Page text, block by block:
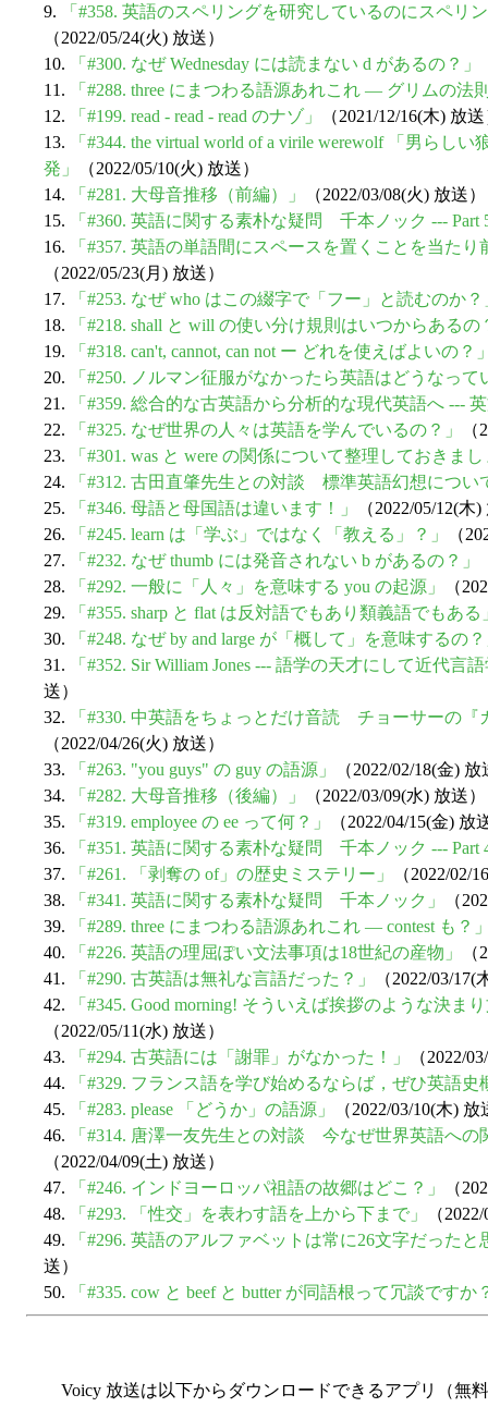
9.
「#358. 英語のスペリングを研究しているのにスペリ
（2022/05/24(火) 放送）
10.
「#300. なぜ Wednesday には読まない d があるの？」
11.
「#288. three にまつわる語源あれこれ ― グリムの法
12.
「#199. read - read - read のナゾ」
（2021/12/16(木) 放
13.
「#344. the virtual world of a virile werewolf 「男らし
発」
（2022/05/10(火) 放送）
14.
「#281. 大母音推移（前編）」
（2022/03/08(火) 放送）
15.
「#360. 英語に関する素朴な疑問 千本ノック --- Part
16.
「#357. 英語の単語間にスペースを置くことを当た
（2022/05/23(月) 放送）
17.
「#253. なぜ who はこの綴字で「フー」と読むのか？
18.
「#218. shall と will の使い分け規則はいつからあるの
19.
「#318. can't, cannot, can not ー どれを使えばよいの？
20.
「#250. ノルマン征服がなかったら英語はどうなっ
21.
「#359. 総合的な古英語から分析的な現代英語へ ---
22.
「#325. なぜ世界の人々は英語を学んでいるの？」
23.
「#301. was と were の関係について整理しておきま
24.
「#312. 古田直肇先生との対談 標準英語幻想につい
25.
「#346. 母語と母国語は違います！」
（2022/05/12(木
26.
「#245. learn は「学ぶ」ではなく「教える」？」
（
27.
「#232. なぜ thumb には発音されない b があるの？」
28.
「#292. 一般に「人々」を意味する you の起源」
（
29.
「#355. sharp と flat は反対語でもあり類義語でもある
30.
「#248. なぜ by and large が「概して」を意味するの
31.
「#352. Sir William Jones --- 語学の天才にして近代言
送）
32.
「#330. 中英語をちょっとだけ音読 チョーサーの
（2022/04/26(火) 放送）
33.
「#263. "you guys" の guy の語源」
（2022/02/18(金)
34.
「#282. 大母音推移（後編）」
（2022/03/09(水) 放送）
35.
「#319. employee の ee って何？」
（2022/04/15(金) 放
36.
「#351. 英語に関する素朴な疑問 千本ノック --- Part
37.
「#261. 「剥奪の of」の歴史ミステリー」
（2022/02/
38.
「#341. 英語に関する素朴な疑問 千本ノック」
（
39.
「#289. three にまつわる語源あれこれ ― contest も？
40.
「#226. 英語の理屈ぽい文法事項は18世紀の産物」
41.
「#290. 古英語は無礼な言語だった？」
（2022/03/17(
42.
「#345. Good morning! そういえば挨拶のような決ま
（2022/05/11(水) 放送）
43.
「#294. 古英語には「謝罪」がなかった！」
（2022/
44.
「#329. フランス語を学び始めるならば，ぜひ英語
45.
「#283. please 「どうか」の語源」
（2022/03/10(木) 放
46.
「#314. 唐澤一友先生との対談 今なぜ世界英語へ
（2022/04/09(土) 放送）
47.
「#246. インドヨーロッパ祖語の故郷はどこ？」
（
48.
「#293. 「性交」を表わす語を上から下まで」
（
49.
「#296. 英語のアルファベットは常に26文字だった
送）
50.
「#335. cow と beef と butter が同語根って冗談ですか
Voicy 放送は以下からダウンロードできるアプリ（無